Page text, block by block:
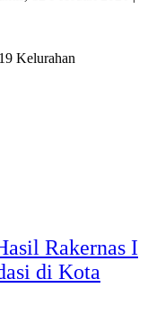
Kelurahan
Rakernas I
di Kota